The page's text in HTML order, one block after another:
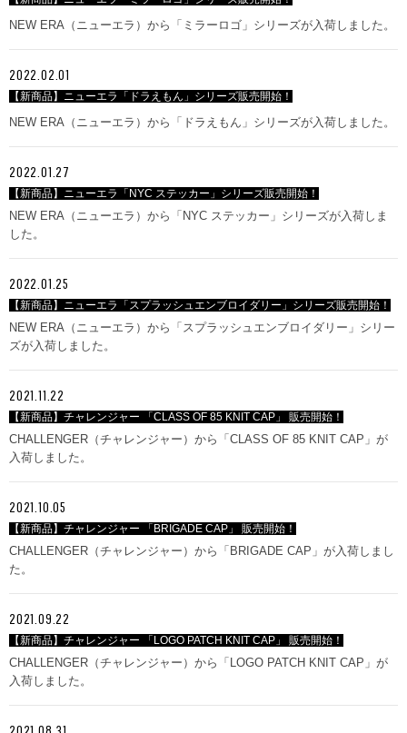
NEW ERA（ニューエラ）から「ミラーロゴ」シリーズが入荷しました。
2022.02.01
【新商品】ニューエラ「ドラえもん」シリーズ販売開始！
NEW ERA（ニューエラ）から「ドラえもん」シリーズが入荷しました。
2022.01.27
【新商品】ニューエラ「NYC ステッカー」シリーズ販売開始！
NEW ERA（ニューエラ）から「NYC ステッカー」シリーズが入荷しま
した。
2022.01.25
【新商品】ニューエラ「スプラッシュエンブロイダリー」シリーズ販売開始！
NEW ERA（ニューエラ）から「スプラッシュエンブロイダリー」シリー
ズが入荷しました。
2021.11.22
【新商品】チャレンジャー 「CLASS OF 85 KNIT CAP」 販売開始！
CHALLENGER（チャレンジャー）から「CLASS OF 85 KNIT CAP」が
入荷しました。
2021.10.05
【新商品】チャレンジャー 「BRIGADE CAP」 販売開始！
CHALLENGER（チャレンジャー）から「BRIGADE CAP」が入荷しまし
た。
2021.09.22
【新商品】チャレンジャー 「LOGO PATCH KNIT CAP」 販売開始！
CHALLENGER（チャレンジャー）から「LOGO PATCH KNIT CAP」が
入荷しました。